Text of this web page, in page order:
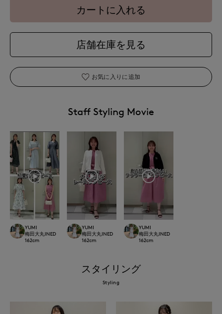
カートに入れる
店舗在庫を見る
お気に入りに追加
Staff Styling Movie
YUMI
梅田大丸INED
162cm
YUMI
梅田大丸INED
162cm
YUMI
梅田大丸INED
162cm
スタイリング
Styling